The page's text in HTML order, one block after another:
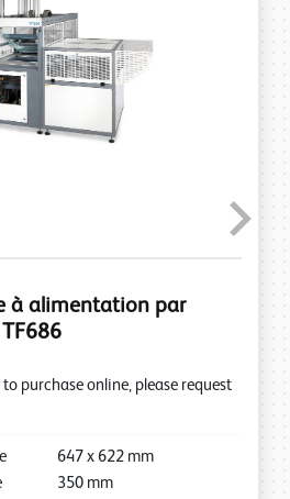
à alimentation par
purchase online, please request
647 x 622 mm
350 mm
Next